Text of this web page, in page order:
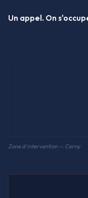
Un appel. On
Zone d'intervention — Cerny